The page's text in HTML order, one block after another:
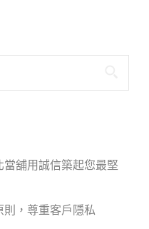
舖用誠信築起您最堅
，尊重客戶隱私